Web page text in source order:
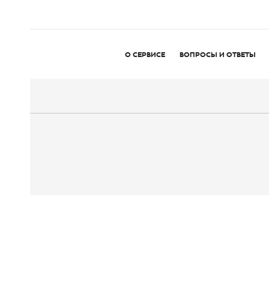
О СЕРВИСЕ ВОПРОСЫ И ОТВЕТЫ